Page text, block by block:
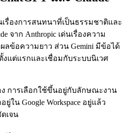
เรื่องการสนทนาที่เป็นธรรมชาติและ
จาก Anthropic เด่นเรื่องความ
ลข้อความยาว ส่วน Gemini มีข้อได้
งแต่แรกและเชื่อมกับระบบนิเวศ
ง การเลือกใช้ขึ้นอยู่กับลักษณะงาน
ยู่ใน Google Workspace อยู่แล้ว
เจน